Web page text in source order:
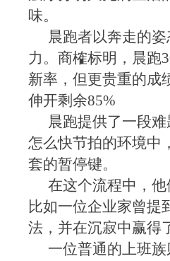
味。
晨跑者以奔走的
力。商榷标明，晨跑
新率，但更贵重的成
伸开剩余85%
晨跑提供了一段
怎么快节拍的环境中
套的暂停键。
在这个流程中，
比如一位企业家曾提
法，并在沉寂中赢得
一位普通的上班